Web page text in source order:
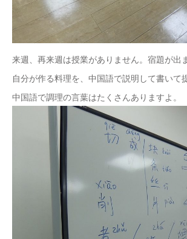
来週、再来週は授業がありません。宿題が出
自分が作る料理を、中国語で説明して書いて
中国語で調理の言葉はたくさんありますよ。